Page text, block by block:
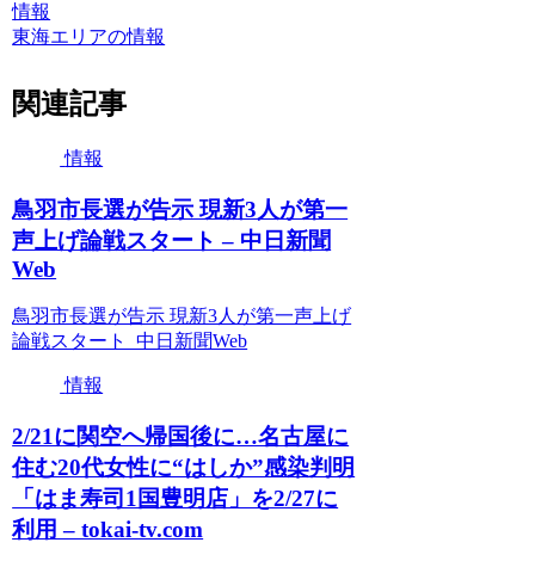
情報
東海エリアの情報
関連記事
情報
鳥羽市長選が告示 現新3人が第一
声上げ論戦スタート – 中日新聞
Web
鳥羽市長選が告示 現新3人が第一声上げ
論戦スタート 中日新聞Web
情報
2/21に関空へ帰国後に…名古屋に
住む20代女性に“はしか”感染判明
「はま寿司1国豊明店」を2/27に
利用 – tokai-tv.com